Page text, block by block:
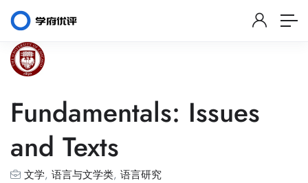
Fundamentals: Issues
and Texts
文学, 语言与文学类, 语言研究